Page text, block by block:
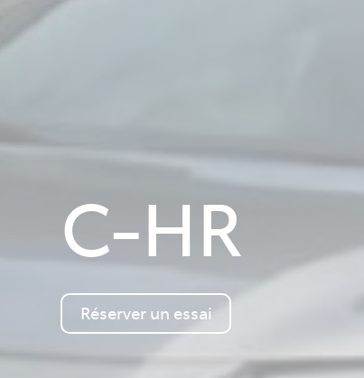
C-HR
Réserver un essai